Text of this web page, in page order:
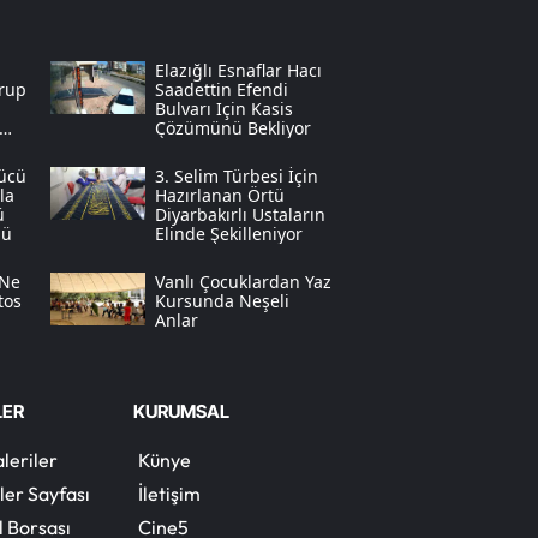
Siirt
Sinop
Sivas
Tekirdağ
Tokat
Uşak
Van
Elazığlı Esnaflar Hacı
Saadettin Efendi
Bulvarı Için Kasis
Çözümünü Bekliyor
3. Selim Türbesi İçin
Hazırlanan Örtü
Diyarbakırlı Ustaların
Elinde Şekilleniyor
Vanlı Çocuklardan Yaz
Kursunda Neşeli
Anlar
Sayfası
KURUMSAL
Künye
İletişim
Cine5